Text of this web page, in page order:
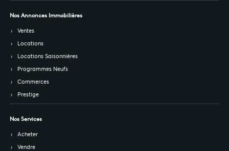
Nos Annonces Immobilières
Ventes
Locations
Locations Saisonnières
Programmes Neufs
Commerces
Prestige
Nos Services
Acheter
Vendre